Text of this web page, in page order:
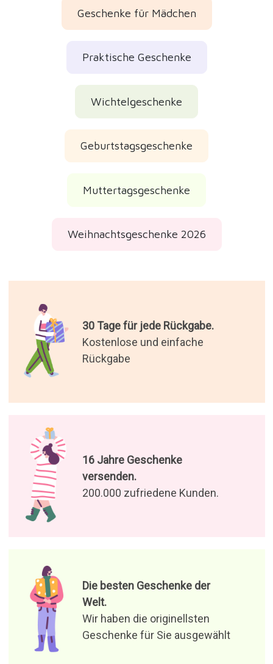
Geschenke für Mädchen
Praktische Geschenke
Wichtelgeschenke
Geburtstagsgeschenke
Muttertagsgeschenke
Weihnachtsgeschenke 2026
30 Tage für jede Rückgabe.
Kostenlose und einfache
Rückgabe
16 Jahre Geschenke
versenden.
200.000 zufriedene Kunden.
Die besten Geschenke der
Welt.
Wir haben die originellsten
Geschenke für Sie ausgewählt